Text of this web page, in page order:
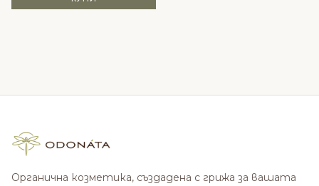
Органична козметика, създадена с грижа за вашата